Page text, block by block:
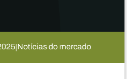
|Notícias do mercado